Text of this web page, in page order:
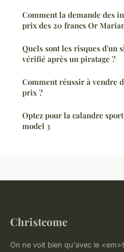
Comment la demande des
prix des 20 francs Or
Quels sont les risques d'un
vérifié après un piratage ?
Comment réussir à vendre
prix ?
Optez pour la calandre
model 3
Christcome
On ne voit bien qu'avec le